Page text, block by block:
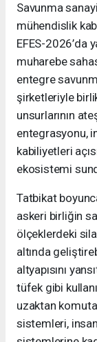
Savunma
mühendislik
EFES-2026’da
muharebe
entegre
şirketleriyle
unsurlarının
entegrasyonu,
kabiliyetleri
ekosistemi
Tatbikat
askeri birliğin
ölçeklerdeki
altında
altyapısını
tüfek gibi
uzaktan
sistemleri,